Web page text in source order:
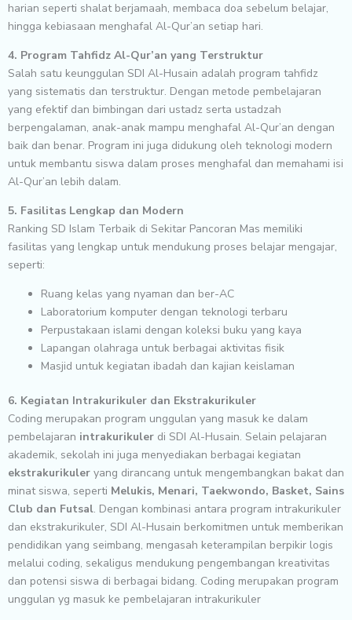
harian seperti shalat berjamaah, membaca doa sebelum belajar,
hingga kebiasaan menghafal Al-Qur’an setiap hari.
4. Program Tahfidz Al-Qur’an yang Terstruktur
Salah satu keunggulan SDI Al-Husain adalah program tahfidz
yang sistematis dan terstruktur. Dengan metode pembelajaran
yang efektif dan bimbingan dari ustadz serta ustadzah
berpengalaman, anak-anak mampu menghafal Al-Qur’an dengan
baik dan benar. Program ini juga didukung oleh teknologi modern
untuk membantu siswa dalam proses menghafal dan memahami isi
Al-Qur’an lebih dalam.
5. Fasilitas Lengkap dan Modern
Ranking SD Islam Terbaik di Sekitar Pancoran Mas memiliki
fasilitas yang lengkap untuk mendukung proses belajar mengajar,
seperti:
Ruang kelas yang nyaman dan ber-AC
Laboratorium komputer dengan teknologi terbaru
Perpustakaan islami dengan koleksi buku yang kaya
Lapangan olahraga untuk berbagai aktivitas fisik
Masjid untuk kegiatan ibadah dan kajian keislaman
6. Kegiatan Intrakurikuler dan Ekstrakurikuler
Coding merupakan program unggulan yang masuk ke dalam
pembelajaran intrakurikuler di SDI Al-Husain. Selain pelajaran
akademik, sekolah ini juga menyediakan berbagai kegiatan
ekstrakurikuler yang dirancang untuk mengembangkan bakat dan
minat siswa, seperti Melukis, Menari, Taekwondo, Basket, Sains
Club dan Futsal. Dengan kombinasi antara program intrakurikuler
dan ekstrakurikuler, SDI Al-Husain berkomitmen untuk memberikan
pendidikan yang seimbang, mengasah keterampilan berpikir logis
melalui coding, sekaligus mendukung pengembangan kreativitas
dan potensi siswa di berbagai bidang. Coding merupakan program
unggulan yg masuk ke pembelajaran intrakurikuler